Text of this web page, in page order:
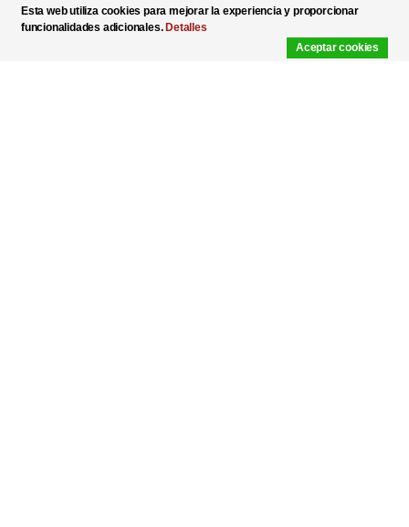
Esta web utiliza cookies para mejorar la experiencia y proporcionar
funcionalidades adicionales. Detalles
Aceptar cookies